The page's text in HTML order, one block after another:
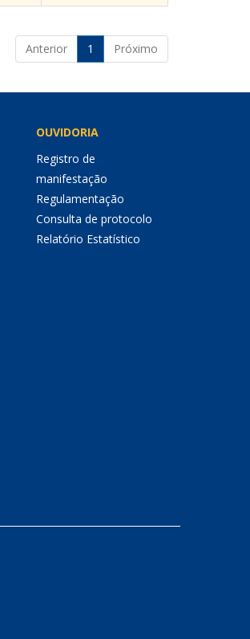
Anterior
1 Próximo
OUVIDORIA
Registro de
manifestação
Regulamentação
Consulta de protocolo
Relatório Estatístico